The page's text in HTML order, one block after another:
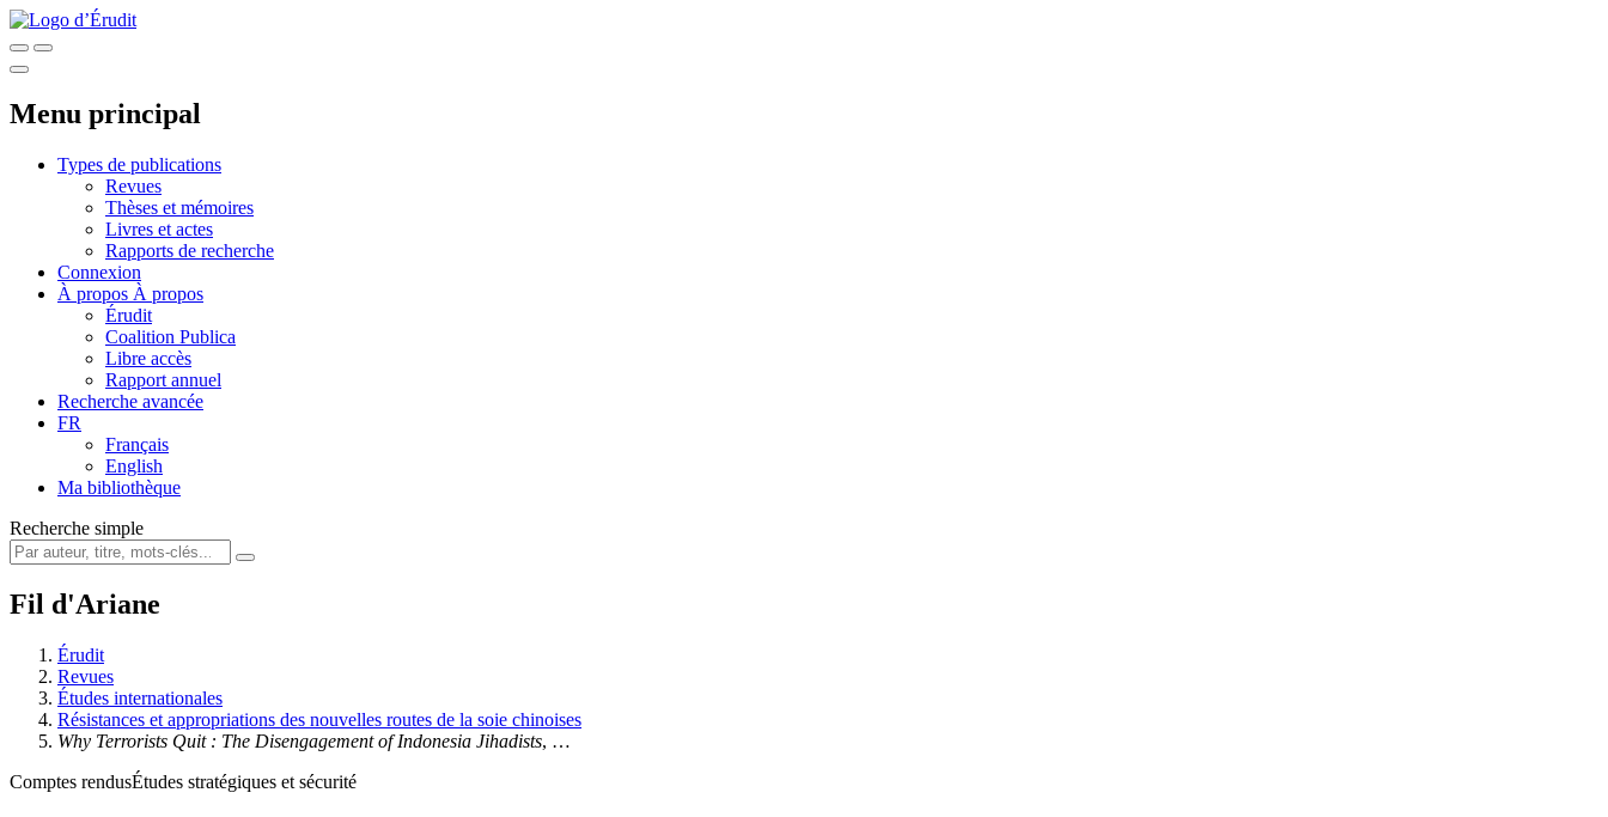
Menu principal
Types de publications
Revues
Thèses et mémoires
Livres et actes
Rapports de recherche
Connexion
À propos À propos
Érudit
Coalition Publica
Libre accès
Rapport annuel
Recherche avancée
FR
Français
English
Ma bibliothèque
Recherche simple
Fil d'Ariane
Érudit
Revues
Études internationales
Résistances et appropriations des nouvelles routes de la soie chinoises
Why Terrorists Quit : The Disengagement of Indonesia Jihadists, …
Comptes rendusÉtudes stratégiques et sécurité